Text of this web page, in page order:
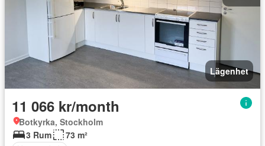
Lägenhet
11 066 kr/month
Botkyrka, Stockholm
3 Rum
73 m²